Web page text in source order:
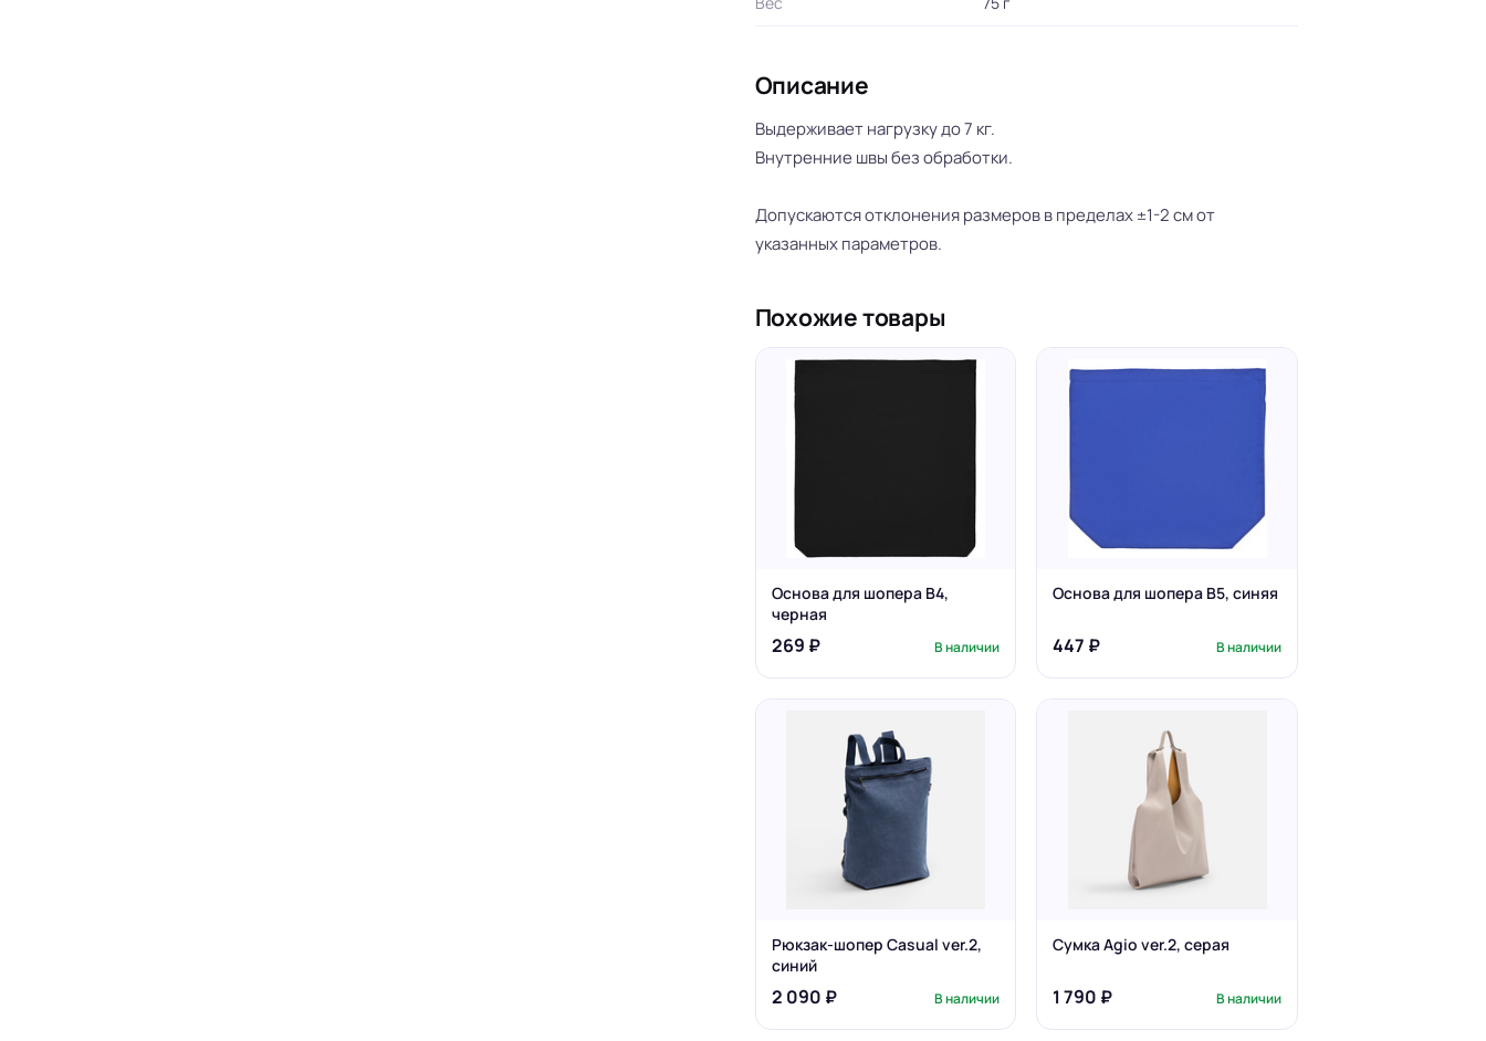
Описание
Выдерживает нагрузку до 7 кг.
Внутренние швы без обработки.
Допускаются отклонения размеров в пределах ±1-2 см от
указанных параметров.
Похожие товары
Основа для шопера B4,
черная
269 ₽ В наличии
Основа для шопера B5, синяя
447 ₽ В наличии
Рюкзак-шопер Casual ver.2,
синий
2 090 ₽ В наличии
Сумка Agio ver.2, серая
1 790 ₽ В наличии